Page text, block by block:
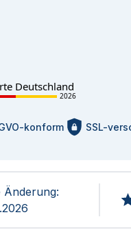
Deutschland
2026
konform SSL-
Änderung: